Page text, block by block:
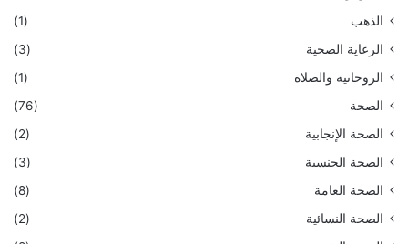
الذهب
(1)
الرعاية الصحية
(3)
الروحانية والصلاة
(1)
الصحة
(76)
الصحة الإنجابية
(2)
الصحة الجنسية
(3)
الصحة العامة
(8)
الصحة النسائية
(2)